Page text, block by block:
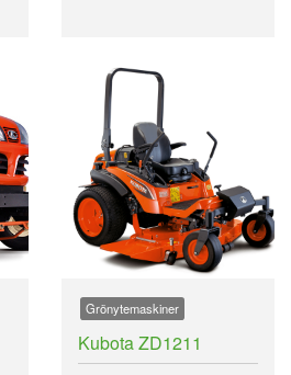
Grönytemaskiner
Kubota ZD1211